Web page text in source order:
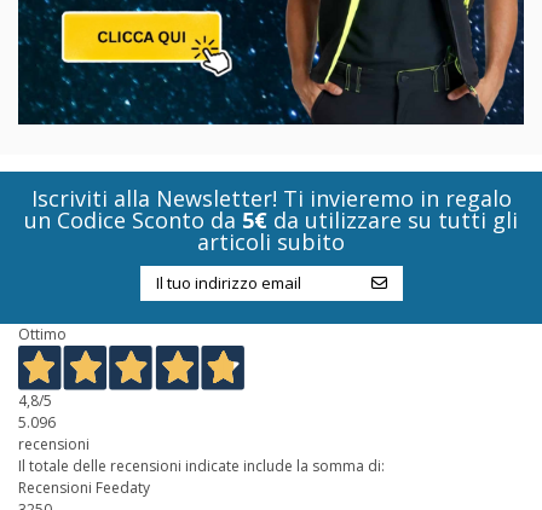
Iscriviti alla Newsletter! Ti invieremo in regalo
un Codice Sconto da 5€ da utilizzare su tutti gli
articoli subito
Ottimo
4,8/5
5.096
recensioni
Il totale delle recensioni indicate include la somma di:
Recensioni Feedaty